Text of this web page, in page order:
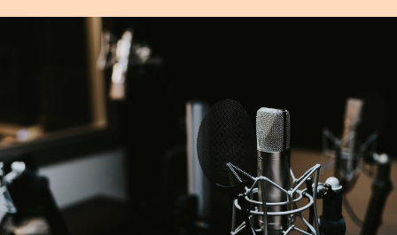
Les héros du JGI France
Devenir Chimp Guardian
Agir avec Roots & Shoots
Devenir bénévole
Événements et conférences